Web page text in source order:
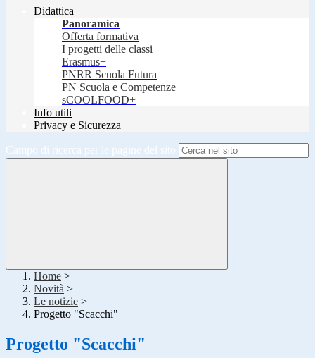
Didattica
Panoramica
Offerta formativa
I progetti delle classi
Erasmus+
PNRR Scuola Futura
PN Scuola e Competenze
sCOOLFOOD+
Info utili
Privacy e Sicurezza
Campo di ricerca per le pagine del sito
Home >
Novità >
Le notizie >
Progetto "Scacchi"
Progetto "Scacchi"